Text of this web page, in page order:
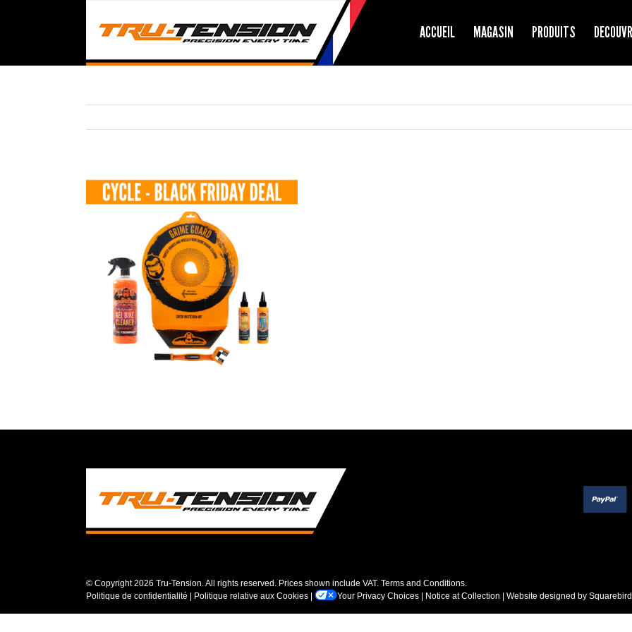
ACCUEIL MAGASIN PRODUITS
© Copyright2026 Tru-Tension. All rights reserved. Prices shown include VAT. Terms and Conditions.
Politique de confidentialité
Politique relative aux Cookies Your Privacy Choices Notice at Collection | Website designed by Squarebird